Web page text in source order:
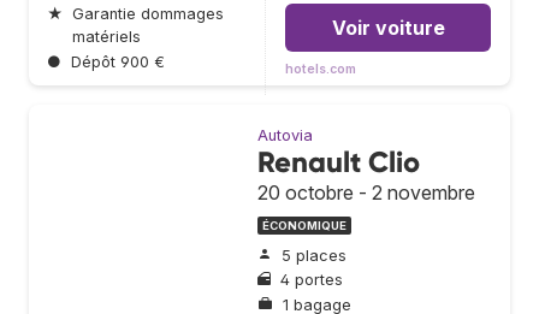
★ Garantie dommages
matériels
● Dépôt 900 €
Voir voiture
hotels.com
Autovia
Renault Clio
20 octobre - 2 novembre
ÉCONOMIQUE
5 places
4 portes
1 bagage